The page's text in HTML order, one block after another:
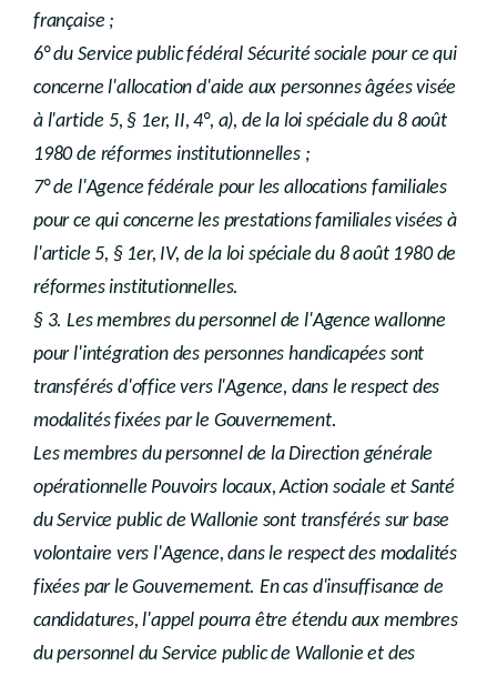
française ;
6° du Service public fédéral Sécurité sociale pour ce qui
concerne l'allocation d'aide aux personnes âgées visée
à l'article 5, § 1er, II, 4°, a), de la loi spéciale du 8 août
1980 de réformes institutionnelles ;
7° de l'Agence fédérale pour les allocations familiales
pour ce qui concerne les prestations familiales visées à
l'article 5, § 1er, IV, de la loi spéciale du 8 août 1980 de
réformes institutionnelles.
§ 3. Les membres du personnel de l'Agence wallonne
pour l'intégration des personnes handicapées sont
transférés d'office vers l'Agence, dans le respect des
modalités fixées par le Gouvernement.
Les membres du personnel de la Direction générale
opérationnelle Pouvoirs locaux, Action sociale et Santé
du Service public de Wallonie sont transférés sur base
volontaire vers l'Agence, dans le respect des modalités
fixées par le Gouvernement. En cas d'insuffisance de
candidatures, l'appel pourra être étendu aux membres
du personnel du Service public de Wallonie et des